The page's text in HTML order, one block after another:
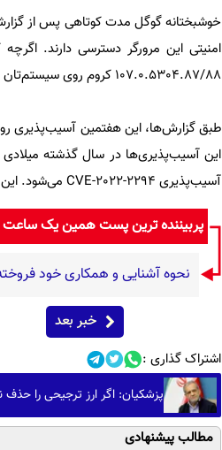
خوشبختانه گوگل مدت کوتاهی پس از گزارش
امنیتی این مرورگر دسترسی دارند.
107.0.5304.87/88 کروم روی سیستم‌تان مطمئن شوید.
طبق گزارش‌ها، این هفتمین آسیب‌پذیری
آسیب‌پذیری CVE-2022-2294 می‌شود. این آسیب‌پذیری خبرنگاران را در خاورمیانه هدف قرار داده بود.
پربیننده ترین پست همین یک ساعت
نحوه آشنایی و همکاری خود
خبر بعد
اشتراک گذاری :
پزشکیان: اگر ارز ترجیحی را
مطالب پیشنهادی